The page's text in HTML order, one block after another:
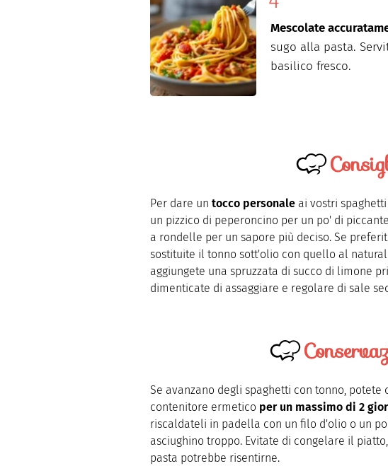
Mescolate
sugo alla pasta.
basilico fresco.
Per dare un tocco personale ai vostri
un pizzico di peperoncino per un po' di
a rondelle per un sapore più deciso. Se
sostituite il tonno sott'olio con quello al
aggiungete una spruzzata di succo di limone
dimenticate di assaggiare e regolare di sale
Se avanzano degli spaghetti con tonno, potete
contenitore ermetico per un massimo di 2
riscaldateli in padella con un filo d'olio o un
asciughino troppo. Evitate di congelare il
pasta potrebbe risentirne.